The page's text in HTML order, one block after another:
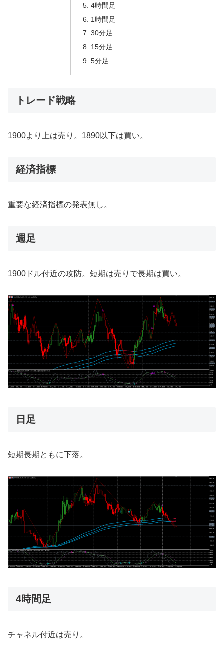
4時間足
1時間足
30分足
15分足
5分足
トレード戦略
1900より上は売り。1890以下は買い。
経済指標
重要な経済指標の発表無し。
週足
1900ドル付近の攻防。短期は売りで長期は買い。
日足
短期長期ともに下落。
4時間足
チャネル付近は売り。